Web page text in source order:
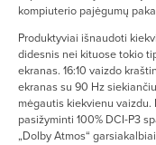
kompiuterio pajėgumų
Produktyviai išnaudoti
didesnis nei kituose tokio
ekranas. 16:10 vaizdo
ekranas su 90 Hz
mėgautis kiekvienu vaizdu.
pasižyminti 100% DCI-P3
„Dolby Atmos“